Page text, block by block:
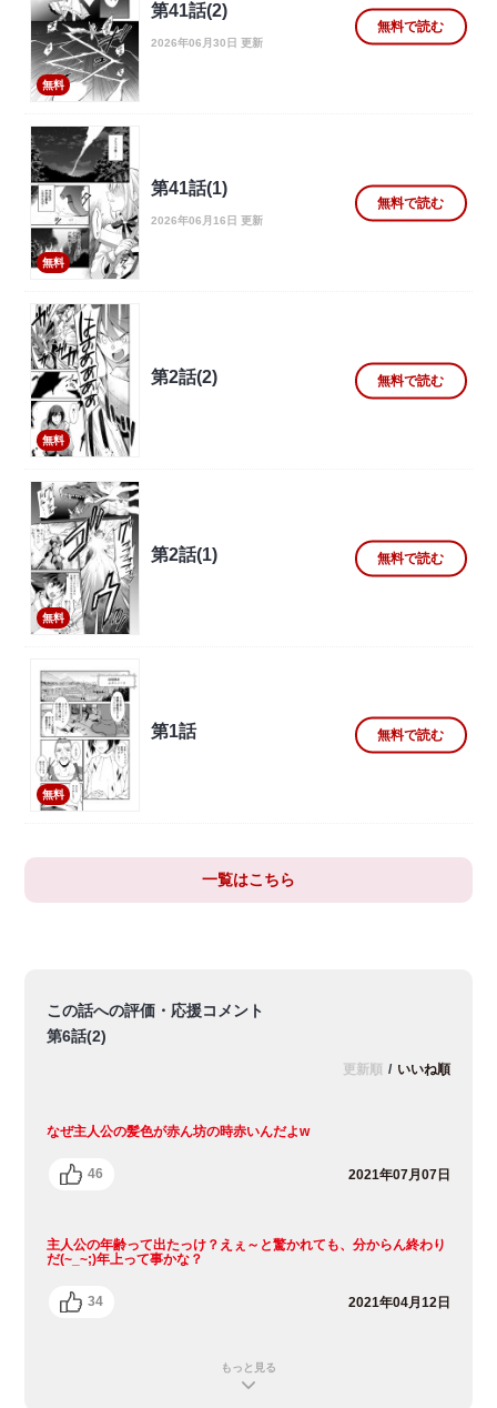
無料
第41話(2)
2026年06月30日 更新
無料で読む
無料
第41話(1)
2026年06月16日 更新
無料で読む
無料
第2話(2) 無料で読む
無料
第2話(1) 無料で読む
無料
第1話 無料で読む
一覧はこちら
この話への評価・応援コメント
第6話(2)
更新順 / いいね順
なぜ主人公の髪色が赤ん坊の時赤いんだよ‪w
46 2021年07月07日
主人公の年齢って出たっけ？えぇ～と驚かれても、分からん終わり
だ(~_~;)年上って事かな？
34 2021年04月12日
もっと見る